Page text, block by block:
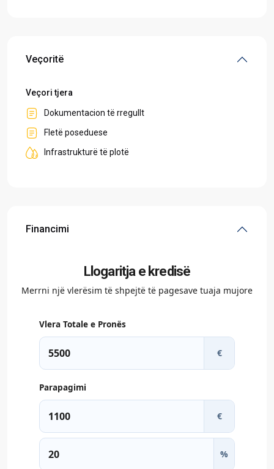
Veçoritë
Veçori tjera
Dokumentacion të rregullt
Fletë poseduese
Infrastrukturë të plotë
Financimi
Llogaritja e kredisë
Merrni një vlerësim të shpejtë të pagesave tuaja mujore
Vlera Totale e Pronës
€
Parapagimi
€
%